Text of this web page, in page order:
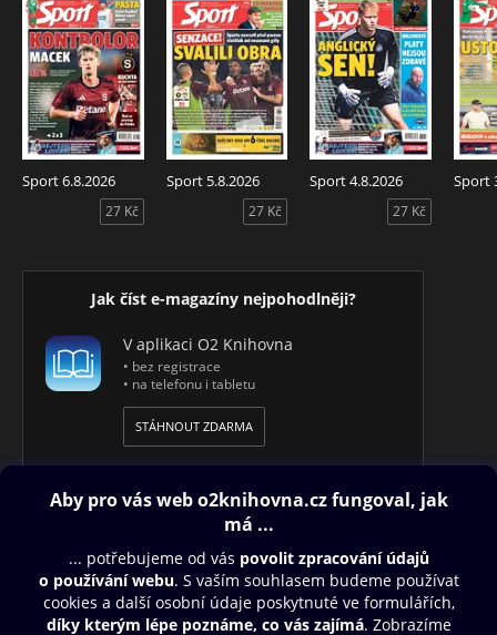
Sport 6.8.2026
27 Kč
Sport 5.8.2026
27 Kč
Sport 4.8.2026
27 Kč
Sport
Jak číst e-magazíny nejpohodlněji?
V aplikaci O2 Knihovna
• bez registrace
• na telefonu i tabletu
STÁHNOUT ZDARMA
Obsah ke stažení
Moje O2 Knihovna